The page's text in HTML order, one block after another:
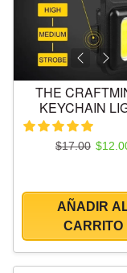
THE
KEYCHAIN
Precio
$17.00
AÑADIR
CARRITO